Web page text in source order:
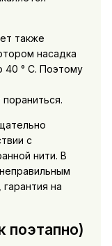
также
насадка
° C. Поэтому
с
нити. В
на
поэтапно)